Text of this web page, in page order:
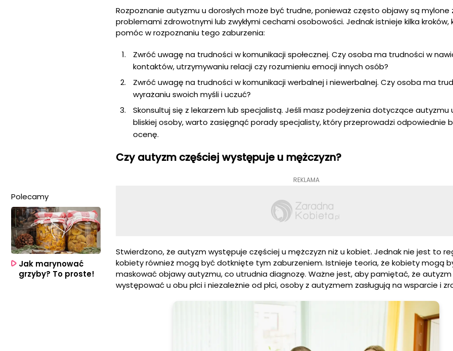
Rozpoznanie autyzmu u dorosłych może być trudne, ponieważ często objawy są mylone
problemami zdrowotnymi lub zwykłymi cechami osobowości. Jednak istnieje kilka
pomóc w rozpoznaniu tego zaburzenia:
Zwróć uwagę na trudności w komunikacji społecznej. Czy osoba ma trudności w
kontaktów, utrzymywaniu relacji czy rozumieniu emocji innych osób?
Zwróć uwagę na trudności w komunikacji werbalnej i niewerbalnej. Czy osoba ma
wyrażaniu swoich myśli i uczuć?
Skonsultuj się z lekarzem lub specjalistą. Jeśli masz podejrzenia dotyczące autyzmu
bliskiej osoby, warto zasięgnąć porady specjalisty, który przeprowadzi odpowiednie
ocenę.
Czy autyzm częściej występuje u mężczyzn?
REKLAMA
Stwierdzono, że autyzm występuje częściej u mężczyzn niż u kobiet. Jednak nie jest to
kobiety również mogą być dotknięte tym zaburzeniem. Istnieje teoria, że kobiety mogą
maskować objawy autyzmu, co utrudnia diagnozę. Ważne jest, aby pamiętać, że
występować u obu płci i niezależnie od płci, osoby z autyzmem zasługują na wsparcie i
Polecamy
Jak marynować
grzyby? To proste!